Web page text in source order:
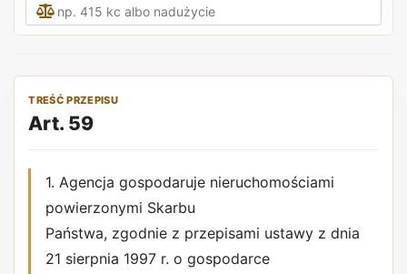
TREŚĆ PRZEPISU
Art. 59
1. Agencja gospodaruje nieruchomościami
powierzonymi Skarbu
Państwa, zgodnie z przepisami ustawy z dnia
21 sierpnia 1997 r. o gospodarce